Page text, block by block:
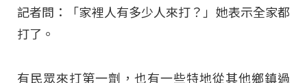
記者問：「家裡人有多少人來打 ？」她表示全家都
打了。
有民眾來打第一劑，也有一些特地從其他鄉鎮過